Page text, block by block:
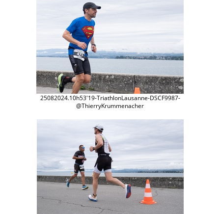
25082024.10h53'19-TriathlonLausanne-DSCF9987-
@ThierryKrummenacher